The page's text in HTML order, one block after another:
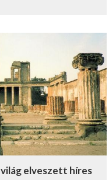
elveszett híres